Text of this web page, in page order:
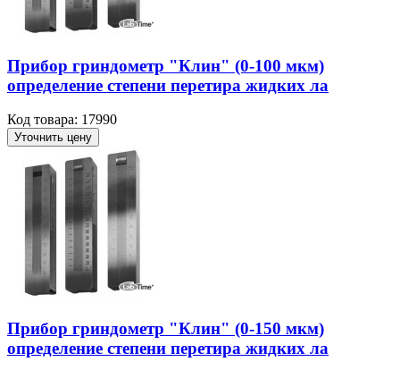
Прибор гриндометр "Клин" (0-100 мкм)
определение степени перетира жидких ла
Код товара: 17990
Уточнить цену
Прибор гриндометр "Клин" (0-150 мкм)
определение степени перетира жидких ла